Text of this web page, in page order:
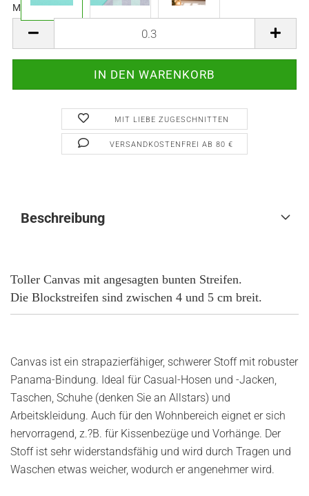
Meter:
Meter
MIT LIEBE ZUGESCHNITTEN
VERSANDKOSTENFREI AB 80 €
Beschreibung
Toller Canvas mit angesagten bunten Streifen.
Die Blockstreifen sind zwischen 4 und 5 cm breit.
Canvas ist ein strapazierfähiger, schwerer Stoff mit robuster
Panama-Bindung. Ideal für Casual-Hosen und -Jacken,
Taschen, Schuhe (denken Sie an Allstars) und
Arbeitskleidung. Auch für den Wohnbereich eignet er sich
hervorragend, z.?B. für Kissenbezüge und Vorhänge. Der
Stoff ist sehr widerstandsfähig und wird durch Tragen und
Waschen etwas weicher, wodurch er angenehmer wird.